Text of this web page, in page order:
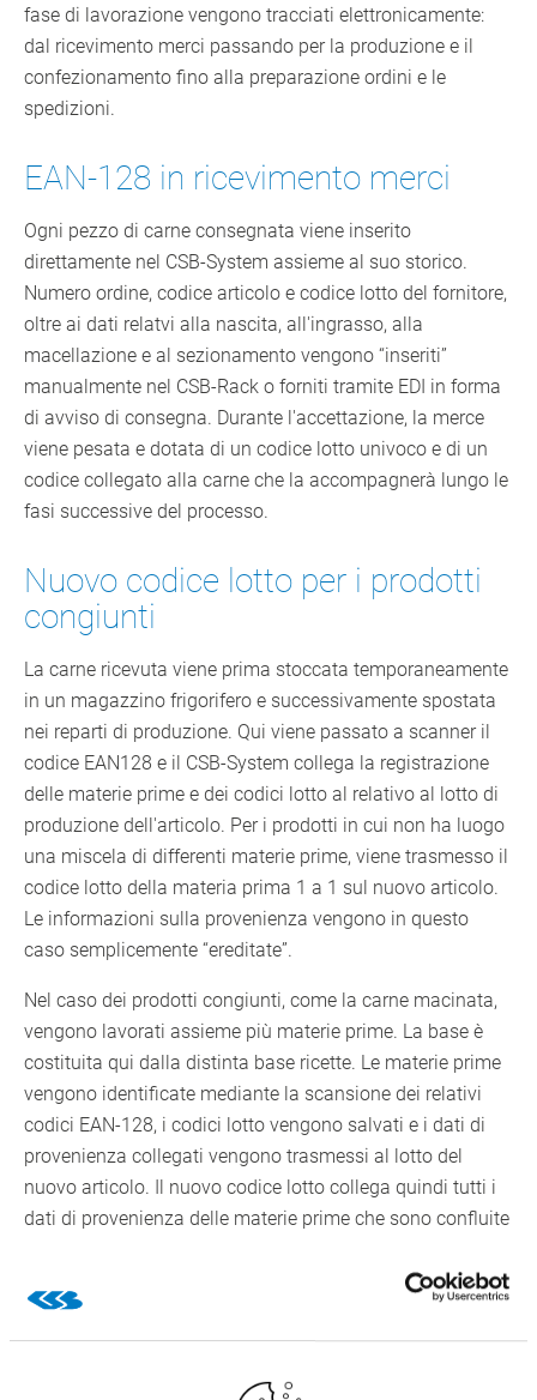
fase di lavorazione vengono tracciati elettronicamente:
dal ricevimento merci passando per la produzione e il
confezionamento fino alla preparazione ordini e le
spedizioni.
EAN-128 in ricevimento merci
Ogni pezzo di carne consegnata viene inserito
direttamente nel CSB-System assieme al suo storico.
Numero ordine, codice articolo e codice lotto del fornitore,
oltre ai dati relatvi alla nascita, all'ingrasso, alla
macellazione e al sezionamento vengono “inseriti”
manualmente nel CSB-Rack o forniti tramite EDI in forma
di avviso di consegna. Durante l'accettazione, la merce
viene pesata e dotata di un codice lotto univoco e di un
codice collegato alla carne che la accompagnerà lungo le
fasi successive del processo.
Nuovo codice lotto per i prodotti
congiunti
La carne ricevuta viene prima stoccata temporaneamente
in un magazzino frigorifero e successivamente spostata
nei reparti di produzione. Qui viene passato a scanner il
codice EAN128 e il CSB-System collega la registrazione
delle materie prime e dei codici lotto al relativo al lotto di
produzione dell'articolo. Per i prodotti in cui non ha luogo
una miscela di differenti materie prime, viene trasmesso il
codice lotto della materia prima 1 a 1 sul nuovo articolo.
Le informazioni sulla provenienza vengono in questo
caso semplicemente “ereditate”.
Nel caso dei prodotti congiunti, come la carne macinata,
vengono lavorati assieme più materie prime. La base è
costituita qui dalla distinta base ricette. Le materie prime
vengono identificate mediante la scansione dei relativi
codici EAN-128, i codici lotto vengono salvati e i dati di
provenienza collegati vengono trasmessi al lotto del
nuovo articolo. Il nuovo codice lotto collega quindi tutti i
dati di provenienza delle materie prime che sono confluite
parte della materia prima, la quantità residua viene
nuovamente caricata in magazzino.
Trasmissione automatica alla